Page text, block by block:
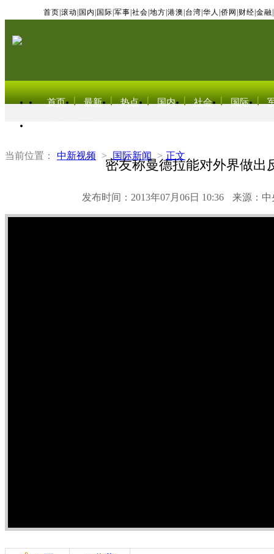
首页 滚动 国内 国际 军事 社会 地方 港澳 台湾 华人 侨网 财经 金融
首页 最新 热点 国内 社会 国际
当前位置： 中新视频 > 国际新闻 > 正文
密友称曼德拉能对外界做出
发布时间：2013年07月06日 10:36 来源：中